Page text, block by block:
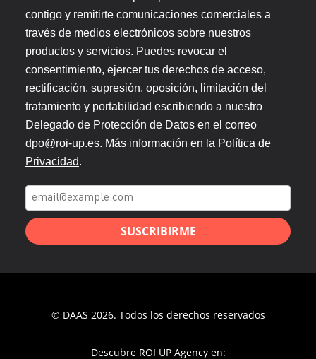
contigo y remitirte comunicaciones comerciales a
través de medios electrónicos sobre nuestros
productos y servicios. Puedes revocar el
consentimiento, ejercer tus derechos de acceso,
rectificación, supresión, oposición, limitación del
tratamiento y portabilidad escribiendo a nuestro
Delegado de Protección de Datos en el correo
dpo@roi-up.es. Más información en la Política de
Privacidad.
SUSCRIBIRME
© DAAS 2026. Todos los derechos reservados
Descubre ROI UP Agency en: